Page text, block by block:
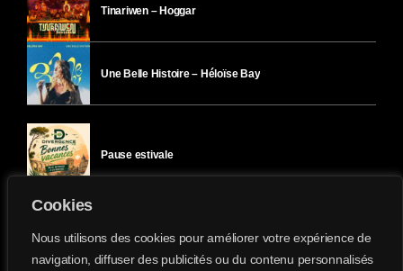
Cookies
Nous utilisons des cookies pour améliorer votre expérience de
navigation, diffuser des publicités ou du contenu personnalisés
Tinariwen – Hoggar
Une Belle Histoire – Héloïse Bay
Pause estivale